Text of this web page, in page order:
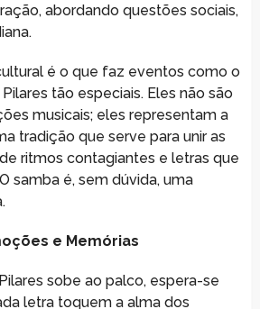
abordando questões sociais,
é o que faz eventos como o
tão especiais. Eles não são
musicais; eles representam a
tradição que serve para unir as
ritmos contagiantes e letras que
samba é, sem dúvida, uma
e Memórias
sobe ao palco, espera-se
letra toquem a alma dos